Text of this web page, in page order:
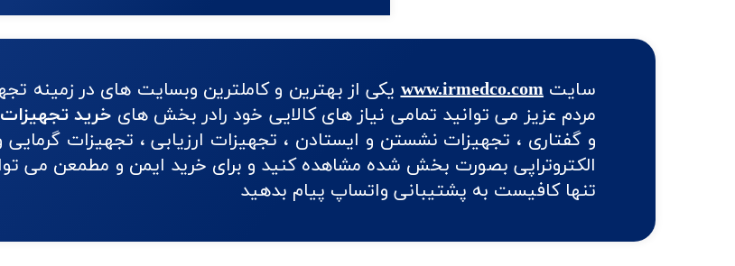
سایتwww.irmedco.comیکی از بهترین و کاملترین وبسایت های در زمینه
مردم عزیز می توانید تمامی نیاز های کالایی خود رادر بخش های خرید تجهیزات
و گفتاری ، تجهیزات نشستن و ایستادن ، تجهیزات ارزیابی ، تجهیزات
الکتروتراپی بصورت بخش شده مشاهده کنید و برای خرید ایمن و مطمعن می
تنها کافیست به پشتیبانی واتساپ پیام بدهید